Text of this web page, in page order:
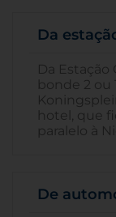
Da
Da
bonde 2 ou
hotel, que
paralelo à
De